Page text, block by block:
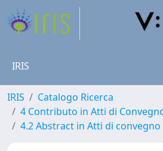
IRIS
IRIS
Catalogo Ricerca
4 Contributo in Atti di
4.2 Abstract in Atti di convegno